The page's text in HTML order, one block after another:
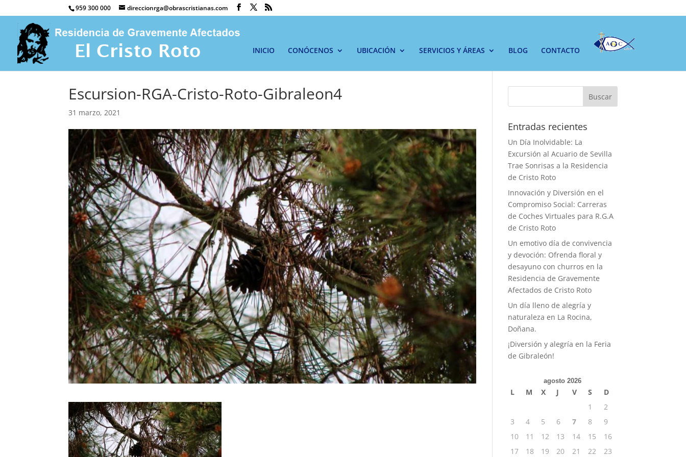
959 300 000 direccionrga@obrascristianas.com
INICIO CONÓCENOS UBICACIÓN SERVICIOS Y ÁREAS BLOG CONTACTO
Escursion-RGA-Cristo-Roto-Gibraleon4
31 marzo, 2021
Buscar
Entradas recientes
Un Día Inolvidable: La
Excursión al Acuario de Sevilla
Trae Sonrisas a la Residencia
de Cristo Roto
Innovación y Diversión en el
Compromiso Social: Carreras
de Coches Virtuales para R.G.A
de Cristo Roto
Un emotivo día de convivencia
y devoción: Ofrenda floral y
desayuno con churros en la
Residencia de Gravemente
Afectados de Cristo Roto
Un día lleno de alegría y
naturaleza en La Rocina,
Doñana.
¡Diversión y alegría en la Feria
de Gibraleón!
agosto 2026
L M X J V S
D
1
2
3
4 5 6 7 8
9
10
11 12 13 14 15
16
17
18 19 20 21 22 23